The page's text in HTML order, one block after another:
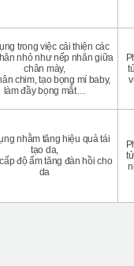
trong việc cải thiện các
nhỏ như nếp nhăn giữa
chân mày,
chim, tạo bọng mí baby,
làm đầy bọng mắt…
nhằm tăng hiệu quả tái
tạo da,
độ ẩm tăng đàn hồi cho
da